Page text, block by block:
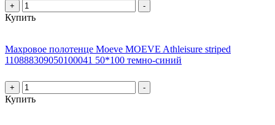
+ -
Купить
Махровое полотенце Moeve MOEVE Athleisure striped
110888309050100041 50*100 темно-синий
+ -
Купить